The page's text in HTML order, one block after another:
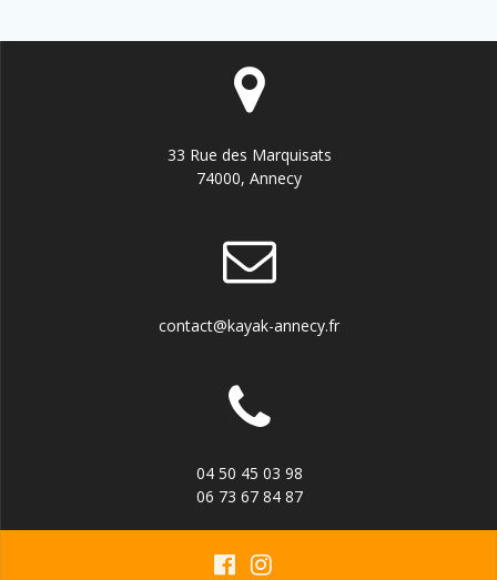
33 Rue des Marquisats
74000, Annecy
contact@kayak-annecy.fr
04 50 45 03 98
06 73 67 84 87